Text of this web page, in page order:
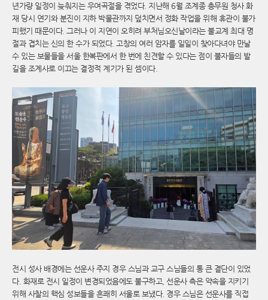
년가량 일정이 늦춰지는 우여곡절을 겪었다. 지난해 6월 조계종 총무원 청사 화
재 당시 연기와 분진이 지하 박물관까지 덮치면서 정화 작업을 위해 휴관이 불가
피했기 때문이다. 그러나 이 지연이 오히려 부처님오신날이라는 불교계 최대 명
절과 겹치는 신의 한 수가 되었다. 고창의 여러 암자를 일일이 찾아다녀야 만날
수 있는 보물들을 서울 한복판에서 한 번에 친견할 수 있다는 점이 불자들의 발
길을 조계사로 이끄는 결정적 계기가 된 셈이다.
전시 성사 배경에는 선운사 주지 경우 스님과 교구 스님들의 통 큰 결단이 있었
다. 화재로 전시 일정이 변경되었음에도 불구하고, 선운사 측은 약속을 지키기
위해 사찰의 핵심 성보들을 흔쾌히 서울로 보냈다. 경우 스님은 선운사를 직접